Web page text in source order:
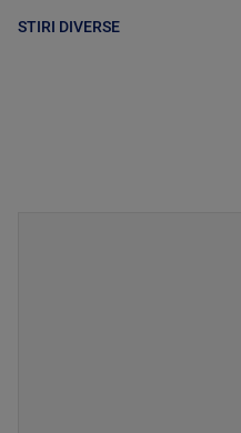
STIRI DIVERSE